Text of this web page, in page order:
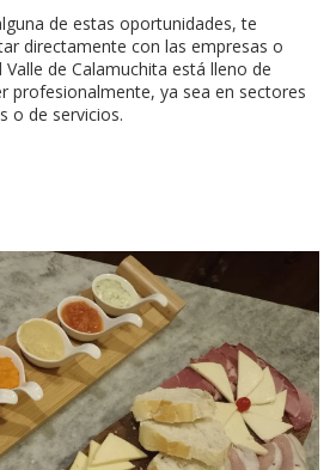
de estas oportunidades, te
directamente con las empresas o
de Calamuchita está lleno de
profesionalmente, ya sea en sectores
o de servicios.